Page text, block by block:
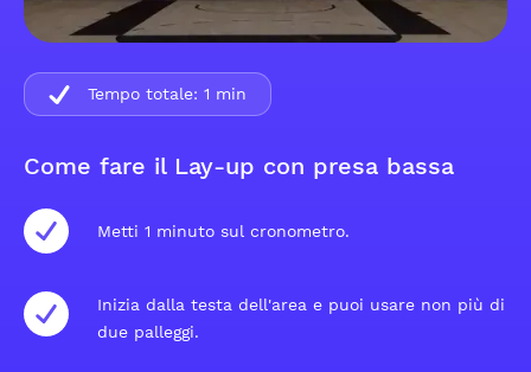
Come fare il Lay-up con presa bassa
Metti 1 minuto sul cronometro.
Inizia dalla testa dell'area e puoi usare non più di
due palleggi.
Tempo totale: 1 min